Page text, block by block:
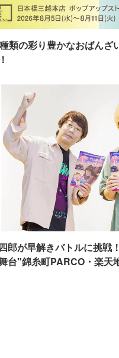
類の彩り豊かなおばんざ
郎が早解きバトルに挑戦
台"錦糸町PARCO・楽天